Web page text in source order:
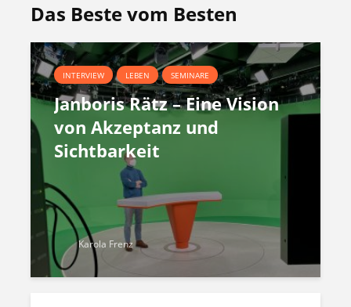
Das Beste vom Besten
INTERVIEW LEBEN SEMINARE
Janboris Rätz – Eine Vision
von Akzeptanz und
Sichtbarkeit
Karola Frenz